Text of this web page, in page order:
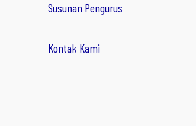
Susunan Pengurus
Kontak Kami